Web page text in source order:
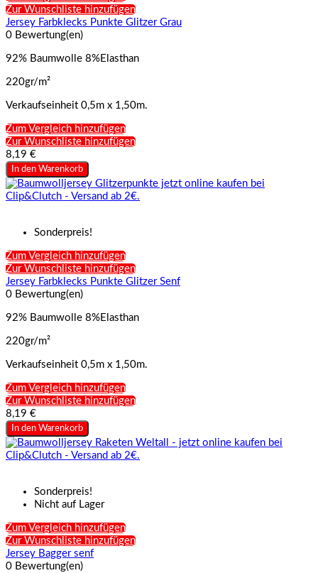
Zur Wunschliste hinzufügen
Jersey Farbklecks Punkte Glitzer Grau
0 Bewertung(en)
92% Baumwolle 8%Elasthan
220gr/m²
Verkaufseinheit 0,5m x 1,50m.
Zum Vergleich hinzufügen
Zur Wunschliste hinzufügen
8,19 €
In den Warenkorb
Sonderpreis!
Zum Vergleich hinzufügen
Zur Wunschliste hinzufügen
Jersey Farbklecks Punkte Glitzer Senf
0 Bewertung(en)
92% Baumwolle 8%Elasthan
220gr/m²
Verkaufseinheit 0,5m x 1,50m.
Zum Vergleich hinzufügen
Zur Wunschliste hinzufügen
8,19 €
In den Warenkorb
Sonderpreis!
Nicht auf Lager
Zum Vergleich hinzufügen
Zur Wunschliste hinzufügen
Jersey Bagger senf
0 Bewertung(en)